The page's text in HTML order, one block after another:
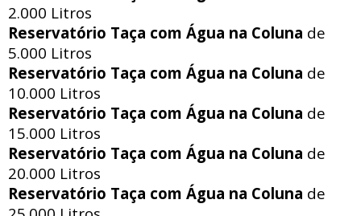
2.000 Litros
Reservatório Taça com Água na Coluna de
5.000 Litros
Reservatório Taça com Água na Coluna de
10.000 Litros
Reservatório Taça com Água na Coluna de
15.000 Litros
Reservatório Taça com Água na Coluna de
20.000 Litros
Reservatório Taça com Água na Coluna de